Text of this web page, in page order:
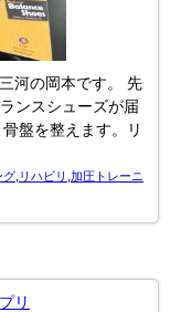
河の岡本です。 先
ンスシューズが届
盤を整えます。リ
グ リハビリ 加圧トレーニ
リ